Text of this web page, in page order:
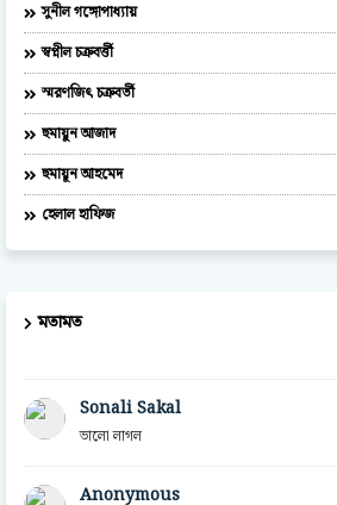
সুনীল গঙ্গোপাধ্যায়
স্বপ্নীল চক্রবর্ত্তী
স্মরণজিৎ চক্রবর্তী
হুমায়ুন আজাদ
হুমায়ূন আহমেদ
হেলাল হাফিজ
মতামত
Sonali Sakal
ভালো লাগল
Anonymous